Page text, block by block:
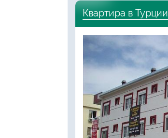
Квартира в Турции